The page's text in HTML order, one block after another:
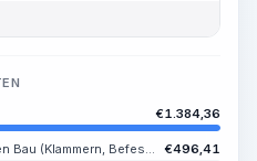
€1.384,36
Einfache Schmiedeteile für den Bau (Klammern, Befestigungen, Schellen), Gewicht bis zu 1,6 kg €496,41